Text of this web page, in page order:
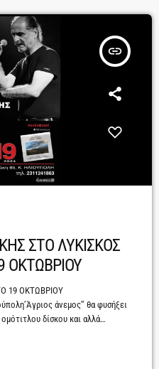
insert_link
ΣΤΟ ΛΥΚΙΣΚΟΣ
ΟΚΤΩΒΡΙΟΥ
19 ΟΚΤΩΒΡΙΟΥ
άνεμος’’ θα φυσήξει
δίσκου και αλλά
Ηλιουπολη το Σάββατο 19